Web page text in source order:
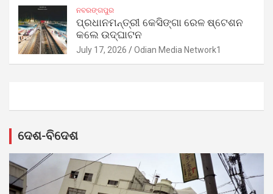
ନବରଙ୍ଗପୁର
ପ୍ରଧାନମନ୍ତ୍ରୀ କେସିଙ୍ଗା ରେଳ ଷ୍ଟେଶନ
କଲେ ଉଦ୍‌ଘାଟନ
July 17, 2026 Odian Media Network1
ଦେଶ-ବିଦେଶ